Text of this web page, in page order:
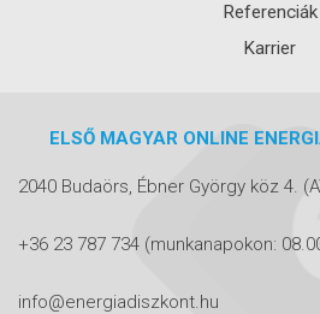
Referenciák
Karrier
ELSŐ MAGYAR ONLINE
2040 Budaörs, Ébner György köz 4.
+36 23 787 734 (munkanapokon:
info@energiadiszkont.hu